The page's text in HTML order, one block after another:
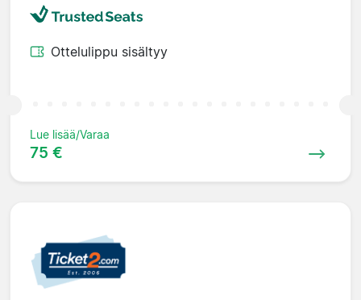
Ottelulippu sisältyy
Lue lisää/Varaa
75 €